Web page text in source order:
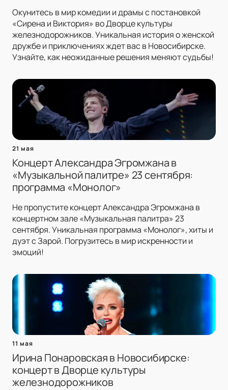
Окунитесь в мир комедии и драмы с постановкой
«Сирена и Виктория» во Дворце культуры
железнодорожников. Уникальная история о женской
дружбе и приключениях ждет вас в Новосибирске.
Узнайте, как неожиданные решения меняют судьбы!
21 мая
Концерт Александра Эгромжана в
«Музыкальной палитре» 23 сентября:
программа «Монолог»
Не пропустите концерт Александра Эгромжана в
концертном зале «Музыкальная палитра» 23
сентября. Уникальная программа «Монолог», хиты и
дуэт с Зарой. Погрузитесь в мир искренности и
эмоций!
11 мая
Ирина Понаровская в Новосибирске:
концерт в Дворце культуры
железнодорожников